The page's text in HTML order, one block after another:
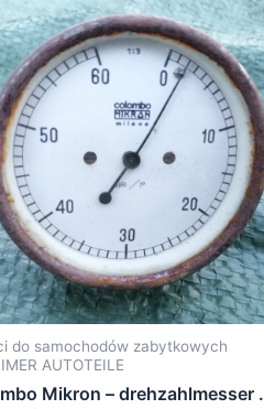
do samochodów zabytkowych
AUTOTEILE
Mikron – drehzahlmesser .